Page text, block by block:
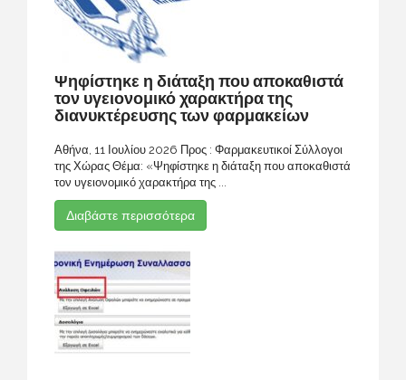
Ψηφίστηκε η διάταξη που αποκαθιστά
τον υγειονομικό χαρακτήρα της
διανυκτέρευσης των φαρμακείων
Αθήνα, 11 Ιουλίου 2026 Προς : Φαρμακευτικοί Σύλλογοι
της Χώρας Θέμα: «Ψηφίστηκε η διάταξη που αποκαθιστά
τον υγειονομικό χαρακτήρα της ...
Διαβάστε περισσότερα